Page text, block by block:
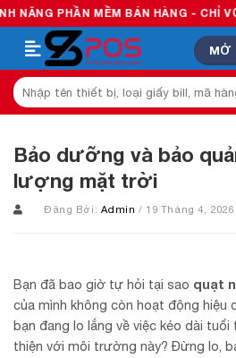
Skip
to
content
BÁN HÀNG - CHỈ VỚI 3 BƯỚC
MỞ
Tìm
kiếm:
Bảo dưỡng và bảo
lượng mặt trời
Đăng Bởi: Admin/ 19 Tháng 4, 2026
Bạn đã bao giờ tự hỏi tại sao quạt
của mình không còn hoạt động hiệu
bạn đang lo lắng về việc kéo dài
thiện với môi trường này? Đừng lo,